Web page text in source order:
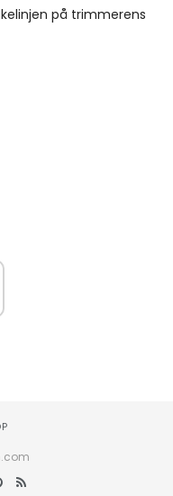
på trimmerens